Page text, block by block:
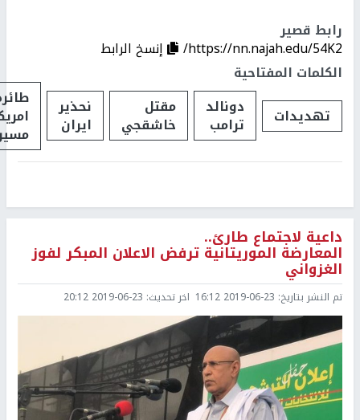
رابط قصير
https://nn.najah.edu/54K2/
إنسخ الرابط
الكلمات المفتاحية
تهديدات
دونالد
ترامب
مقتل
خاشقجي
نحذير
ايران
داعية لاجتماع طارئ..
المعارضة الموريتانية ترفض الاعلان المبكر لفوز
الغزواني
تم النشر بتاريخ: 2019-06-23 16:12 اخر تحديث: 2019-06-23 20:12